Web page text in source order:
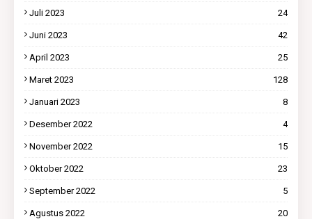
Juli 2023 24
Juni 2023 42
April 2023 25
Maret 2023 128
Januari 2023 8
Desember 2022 4
November 2022 15
Oktober 2022 23
September 2022 5
Agustus 2022 20